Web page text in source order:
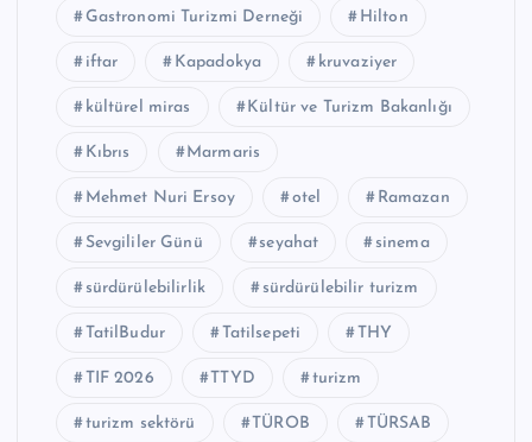
Gastronomi Turizmi Derneği Hilton
iftar Kapadokya kruvaziyer
kültürel miras Kültür ve Turizm Bakanlığı
Kıbrıs Marmaris
Mehmet Nuri Ersoy otel Ramazan
Sevgililer Günü seyahat sinema
sürdürülebilirlik sürdürülebilir turizm
TatilBudur Tatilsepeti THY
TIF 2026 TTYD turizm
turizm sektörü TÜROB TÜRSAB